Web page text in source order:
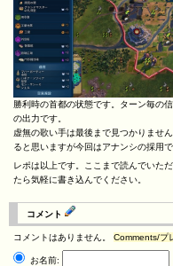
勝利時の首都の状態です。ターン毎の
の出力です。
虚無の歌い手は最後まで見つかりませ
ると思いますが今回はアナンシの採用
レポは以上です。ここまで読んでいた
たら気軽に書き込んでください。
コメント
コメントはありません。 Comments/プ
お名前: